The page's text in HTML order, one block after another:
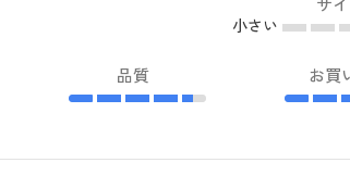
小さい
品質 お買